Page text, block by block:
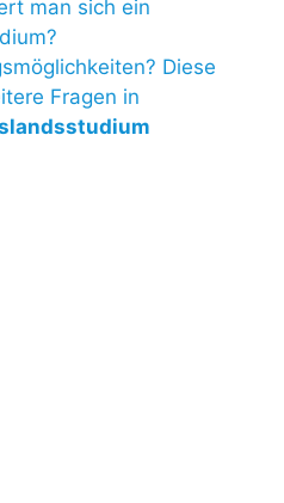
man sich ein
Diese
Fragen in